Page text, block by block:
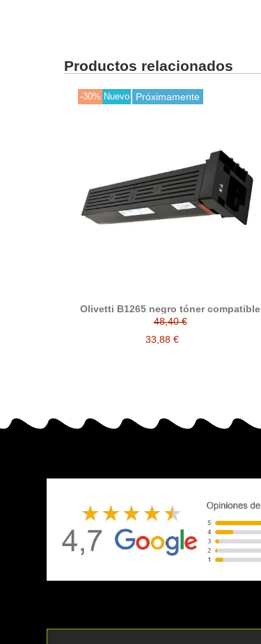
Productos relacionados
-30% Nuevo Próximamente
Olivetti B1265 negro tóner compatible
48,40 €
33,88 €